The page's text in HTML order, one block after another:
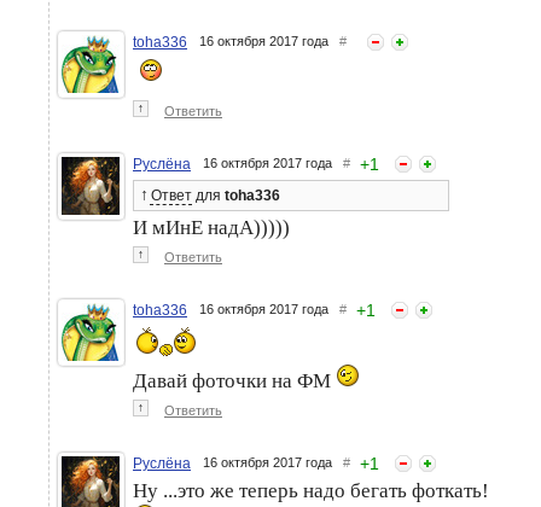
toha336 16 октября 2017 года #
↑ Ответить
Руслёна 16 октября 2017 года # +1
↑ Ответ для toha336
И мИнЕ надА)))))
↑ Ответить
toha336 16 октября 2017 года # +1
Давай фоточки на ФМ
↑ Ответить
Руслёна 16 октября 2017 года # +1
Ну ...это же теперь надо бегать фоткать!